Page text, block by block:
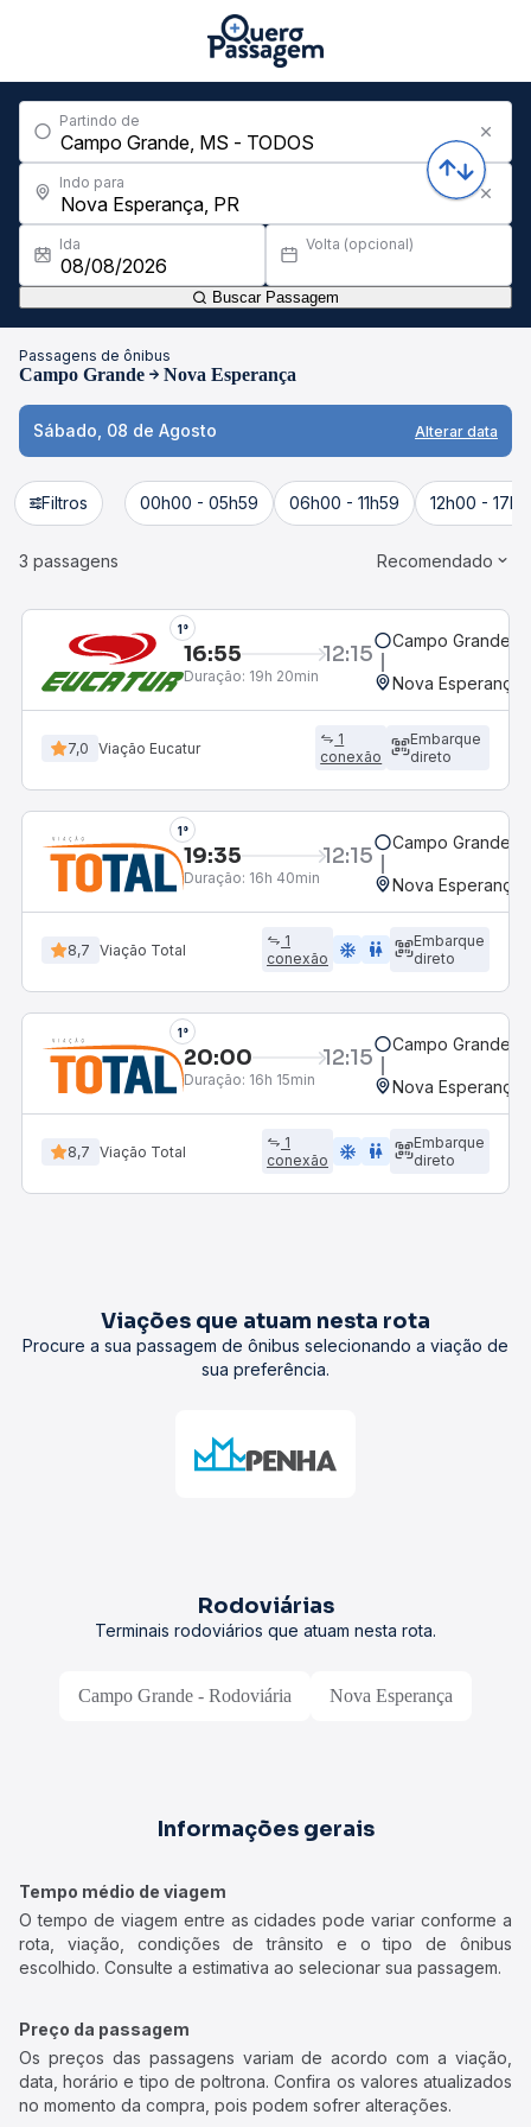
Partindo de
Indo para
Ida Volta (opcional)
Buscar Passagem
Passagens de ônibus
Campo Grande Nova Esperança
Sábado, 08 de Agosto Alterar data
Filtros 00h00 - 05h59 06h00 - 11h59 12h00 -
3 passagens Recomendado
1°
16:55 12:15
Duração: 19h 20min
Campo Grande,
Nova Esperança,
7,0 Viação Eucatur
1
conexão
Embarque
direto
1°
19:35 12:15
Duração: 16h 40min
Campo Grande,
Nova Esperança,
8,7 Viação Total
1
conexão
ac_unit wc
Embarque
direto
1°
20:00 12:15
Duração: 16h 15min
Campo Grande,
Nova Esperança,
8,7 Viação Total
1
conexão
ac_unit wc
Embarque
direto
Viações que atuam nesta rota
Procure a sua passagem de ônibus selecionando a viação de
sua preferência.
Rodoviárias
Terminais rodoviários que atuam nesta rota.
Campo Grande - Rodoviária Nova Esperança
Informações gerais
Tempo médio de viagem
O tempo de viagem entre as cidades pode variar conforme a
rota, viação, condições de trânsito e o tipo de ônibus
escolhido. Consulte a estimativa ao selecionar sua passagem.
Preço da passagem
Os preços das passagens variam de acordo com a viação,
data, horário e tipo de poltrona. Confira os valores atualizados
no momento da compra, pois podem sofrer alterações.